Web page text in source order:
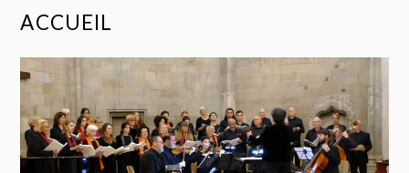
ACCUEIL